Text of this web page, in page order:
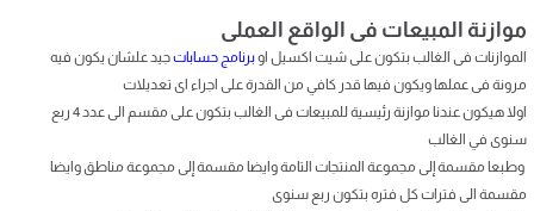
موازنة المبيعات فى الواقع العملى
الموازنات فى الغالب بتكون على شيت اكسيل اوبرنامج حساباتجيد علشان يكون فيه
مرونة فى عملها ويكون فيها قدر كافي من القدرة على اجراء اى تعديلات
اولا هيكون عندنا موازنة رئيسية للمبيعات فى الغالب بتكون على مقسم الى عدد 4 ربع
سنوى في الغالب
وطبعا مقسمة إلى مجموعة المنتجات التامة وايضا مقسمة إلى مجموعة مناطق وايضا
مقسمة الى فترات كل فتره بتكون ربع سنوى